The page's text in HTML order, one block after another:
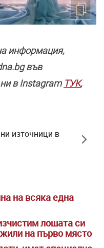
информация,
във
в Instagram ТУК,
източници в
на всяка една
лошата си
на първо място